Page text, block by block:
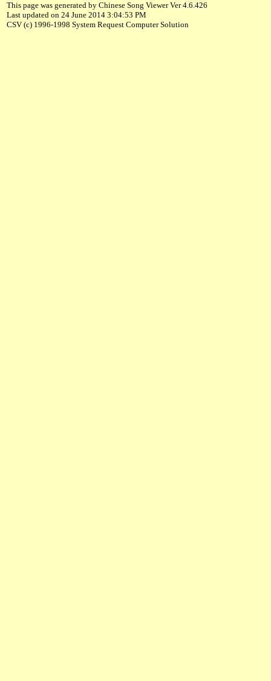
This page was generated by Chinese Song Viewer Ver 4.6.426
Last updated on 24 June 2014 3:04:53 PM
CSV (c) 1996-1998 System Request Computer Solution